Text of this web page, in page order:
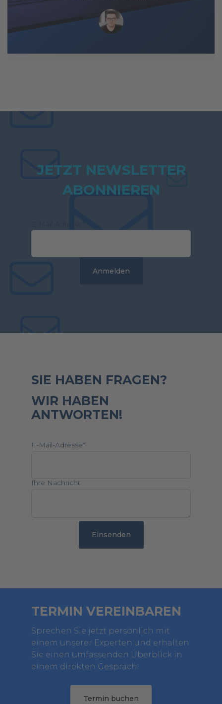
JETZT NEWSLETTER
ABONNIEREN
SIE HABEN FRAGEN?
WIR HABEN
ANTWORTEN!
E-Mail-Adresse*
Ihre Nachricht
TERMIN VEREINBAREN
Sprechen Sie jetzt persönlich mit
einem unserer Experten und erhalten
Sie einen umfassenden Überblick in
einem direkten Gespräch.
Termin buchen